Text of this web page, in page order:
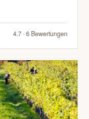
4.7 · 6 Bewertungen